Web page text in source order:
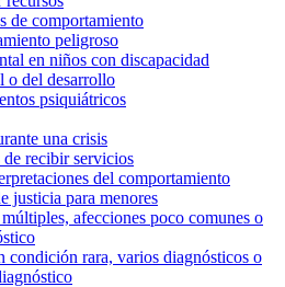
de comportamiento
peligroso
en niños con discapacidad
o del desarrollo
psiquiátricos
una crisis
de recibir servicios
del comportamiento
justicia para menores
afecciones poco comunes o
condición rara, varios diagnósticos o